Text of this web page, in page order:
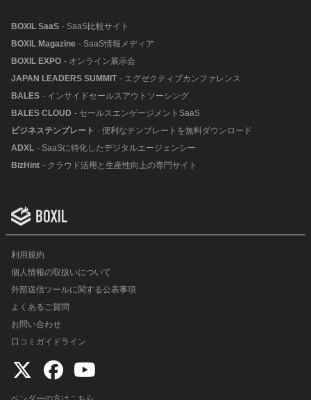
BOXIL SaaS - SaaS比較サイト
BOXIL Magazine - SaaS情報メディア
BOXIL EXPO - オンライン展示会
JAPAN LEADERS SUMMIT - エグゼクティブカンファレンス
BALES - インサイドセールスアウトソーシング
BALES CLOUD - セールスエンゲージメントSaaS
ビジネステンプレート - 便利なテンプレートを無料ダウンロード
ADXL - SaaSに特化したデジタルエージェンシー
BizHint - クラウド活用と生産性向上の専門サイト
利用規約
個人情報の取扱いについて
外部送信ツールに関する公表事項
よくあるご質問
お問い合わせ
口コミガイドライン